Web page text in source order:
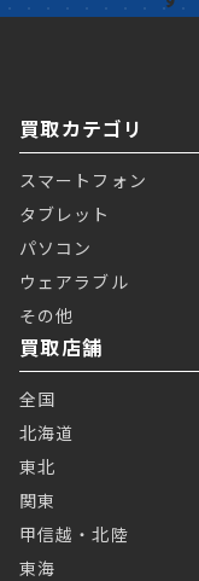
買取カテゴリ
スマートフォン
タブレット
パソコン
ウェアラブル
その他
買取店舗
全国
北海道
東北
関東
甲信越・北陸
東海